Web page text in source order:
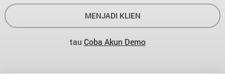
MENJADI KLIEN
tau Coba Akun Demo